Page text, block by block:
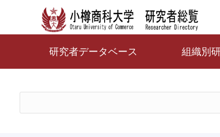
研究者データベース 組織別